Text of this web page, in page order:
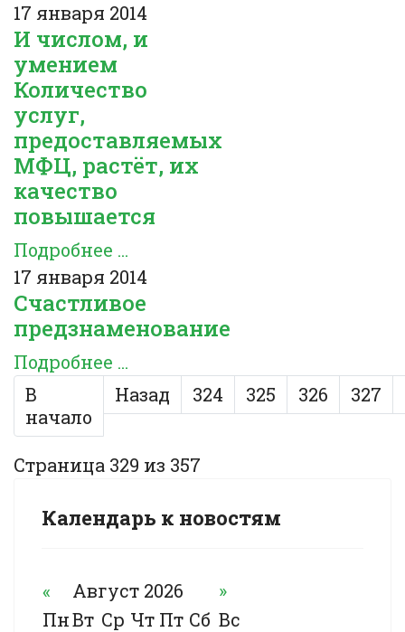
17 января 2014
И числом, и
умением
Количество
услуг,
предоставляемых
МФЦ, растёт, их
качество
повышается
Подробнее ...
17 января 2014
Счастливое
предзнаменование
Подробнее ...
В
начало
Назад 324 325 326 327
Страница 329 из 357
Календарь к новостям
« Август 2026
»
ПнВт Ср Чт Пт Сб Вс